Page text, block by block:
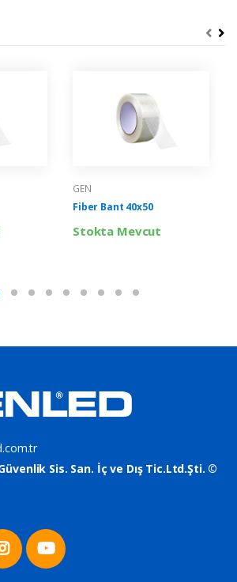
GEN
Fiber Bant 40x50
Stokta Mevcut
Sis. San. İç ve Dış Tic.Ltd.Şti. ©